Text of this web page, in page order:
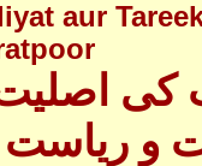
aur
کی اصلیت
و ریاست